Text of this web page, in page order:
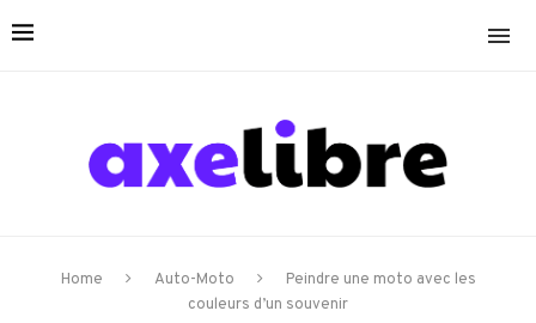
Home Auto-Moto
Peindre une moto avec les
couleurs d’un souvenir